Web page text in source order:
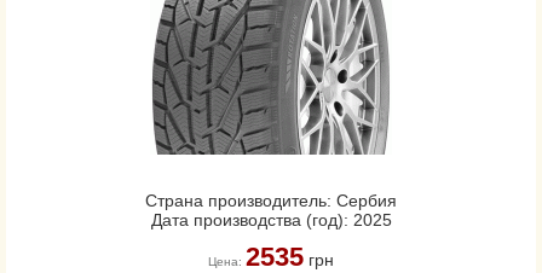
Страна производитель: Сербия
Дата производства (год): 2025
Цена: 2535грн